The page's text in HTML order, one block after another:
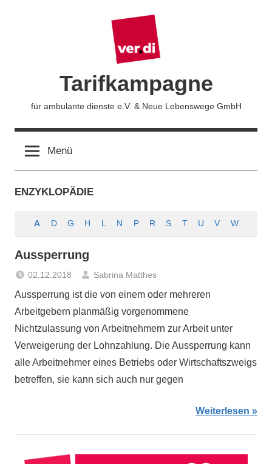
Tarifkampagne
für ambulante dienste e.V. & Neue Lebenswege GmbH
Menü
ENZYKLOPÄDIE
A D G H L N P R S T U V W
Aussperrung
02.12.2018 Sabrina Matthes
Aussperrung ist die von einem oder mehreren
Arbeitgebern planmäßig vorgenommene
Nichtzulassung von Arbeitnehmern zur Arbeit unter
Verweigerung der Lohnzahlung. Die Aussperrung kann
alle Arbeitnehmer eines Betriebs oder Wirtschaftszweigs
betreffen, sie kann sich auch nur gegen
Weiterlesen